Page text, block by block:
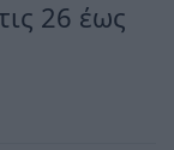
26 έως